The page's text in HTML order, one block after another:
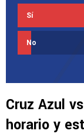
Sí
No
Cruz Azul
horario y